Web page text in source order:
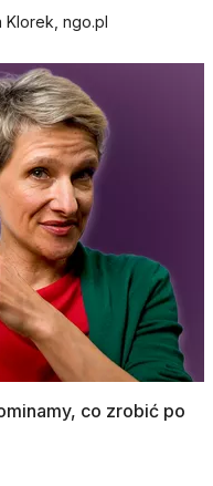
Klorek, ngo.pl
co zrobić po